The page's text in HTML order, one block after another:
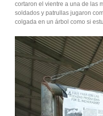
cortaron el vientre a una de las
soldados y patrullas jugaron
colgada en un árbol como si